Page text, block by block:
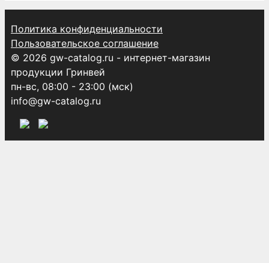
Политика конфиденциальности
Пользовательское соглашение
© 2026 gw-catalog.ru - интернет-магазин
продукции Гринвей
пн-вс, 08:00 - 23:00 (мск)
info@gw-catalog.ru